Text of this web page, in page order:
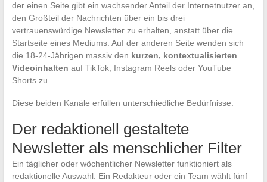
der einen Seite gibt ein wachsender Anteil der Internetnutzer an,
den Großteil der Nachrichten über ein bis drei
vertrauenswürdige Newsletter zu erhalten, anstatt über die
Startseite eines Mediums. Auf der anderen Seite wenden sich
die 18-24-Jährigen massiv den kurzen, kontextualisierten
Videoinhalten auf TikTok, Instagram Reels oder YouTube
Shorts zu.
Diese beiden Kanäle erfüllen unterschiedliche Bedürfnisse.
Der redaktionell gestaltete
Newsletter als menschlicher Filter
Ein täglicher oder wöchentlicher Newsletter funktioniert als
redaktionelle Auswahl. Ein Redakteur oder ein Team wählt fünf